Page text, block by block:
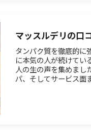
マッスルデリの口
タンパク質を徹底的に
に本気の人が続けてい
人の生の声を集めまし
パ、そしてサービス面